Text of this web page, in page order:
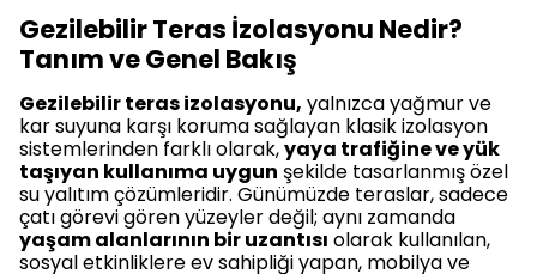
Gezilebilir Teras İzolasyonu Nedir?
Tanım ve Genel Bakış
Gezilebilir teras izolasyonu, yalnızca yağmur ve
kar suyuna karşı koruma sağlayan klasik izolasyon
sistemlerinden farklı olarak,yaya trafiğine ve yük
taşıyan kullanıma uygun şekilde tasarlanmış özel
su yalıtım çözümleridir. Günümüzde teraslar, sadece
çatı görevi gören yüzeyler değil; aynı zamanda
yaşam alanlarının bir uzantısı olarak kullanılan,
sosyal etkinliklere ev sahipliği yapan, mobilya ve